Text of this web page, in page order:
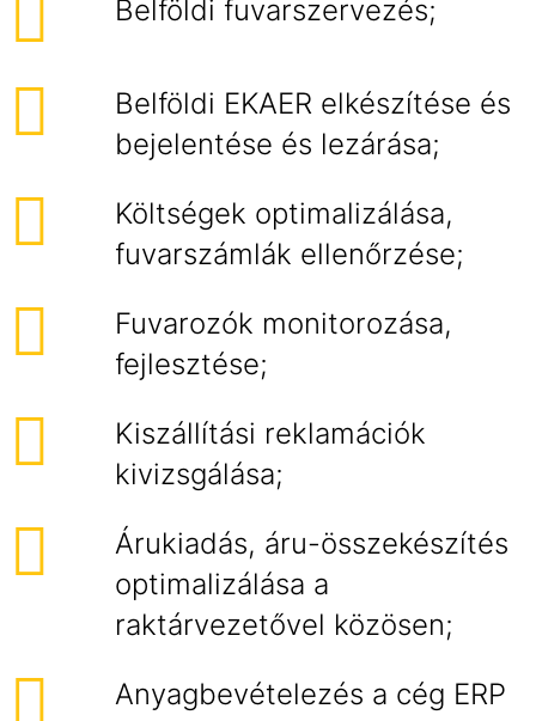
Belföldi fuvarszervezés;
Belföldi EKAER elkészítése és
bejelentése és lezárása;
Költségek optimalizálása,
fuvarszámlák ellenőrzése;
Fuvarozók monitorozása,
fejlesztése;
Kiszállítási reklamációk
kivizsgálása;
Árukiadás, áru-összekészítés
optimalizálása a
raktárvezetővel közösen;
Anyagbevételezés a cég ERP